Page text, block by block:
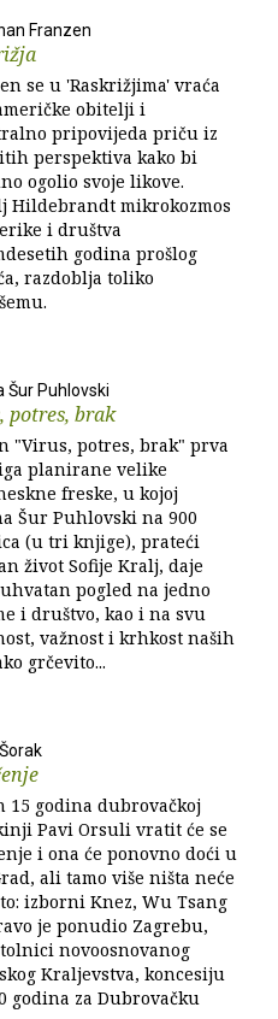
Franzen
se u 'Raskrižjima' vraća
obitelji i
pripovijeda priču iz
perspektiva kako bi
ogolio svoje likove.
Hildebrandt mikrokozmos
i društva
godina prošlog
razdoblja toliko
Šur Puhlovski
potres, brak
"Virus, potres, brak" prva
planirane velike
freske, u kojoj
Šur Puhlovski na 900
(u tri knjige), prateći
život Sofije Kralj, daje
pogled na jedno
i društvo, kao i na svu
važnost i krhkost naših
grčevito...
15 godina dubrovačkoj
Pavi Orsuli vratit će se
i ona će ponovno doći u
ali tamo više ništa neće
izborni Knez, Wu Tsang
je ponudio Zagrebu,
novoosnovanog
Kraljevstva, koncesiju
godina za Dubrovačku